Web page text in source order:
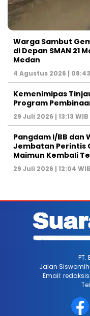
Warga Sambut
di Depan SMAN 21
Medan
4 Agustus 2026 |
Kemenimipas
Program
29 Juli 2026 | 13:13 WIB
Pangdam I/BB dan
Jembatan Perintis
Maimun Kembali
29 Juli 2026 | 12:04 WIB
Jalan
Email: